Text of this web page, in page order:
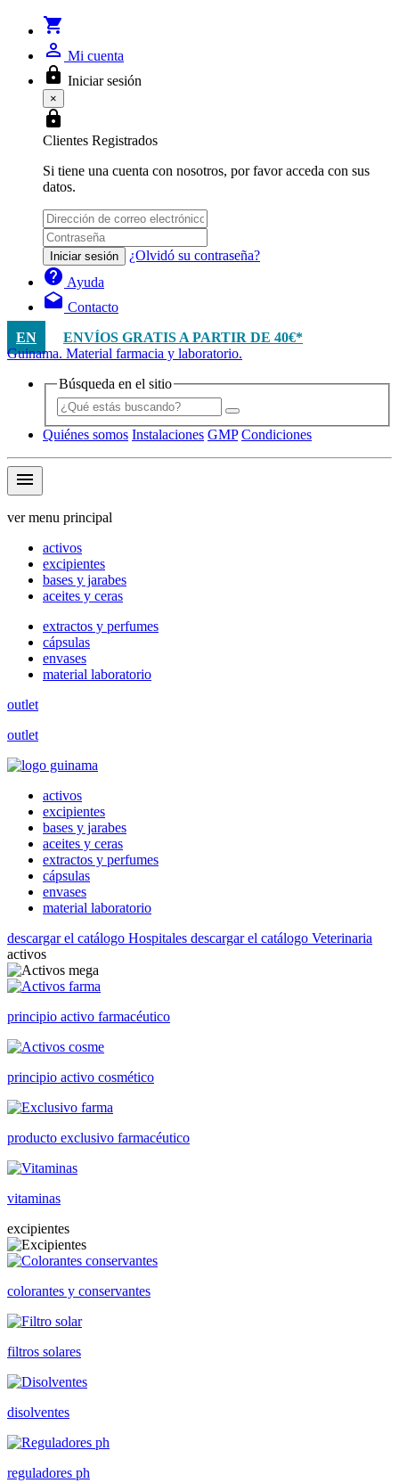
shopping_cart
person_outline Mi cuenta
lock Iniciar sesión
×
lock
Clientes Registrados
Si tiene una cuenta con nosotros, por favor acceda con sus
datos.
Iniciar sesión ¿Olvidó su contraseña?
help Ayuda
drafts Contacto
EN
ENVÍOS GRATIS A PARTIR DE 40€*
Guinama. Material farmacia y laboratorio.
Búsqueda en el sitio
Quiénes somos Instalaciones GMP Condiciones
menu
ver menu principal
activos
excipientes
bases y jarabes
aceites y ceras
extractos y perfumes
cápsulas
envases
material laboratorio
outlet
outlet
activos
excipientes
bases y jarabes
aceites y ceras
extractos y perfumes
cápsulas
envases
material laboratorio
descargar el catálogo Hospitales descargar el catálogo Veterinaria
activos
principio activo farmacéutico
principio activo cosmético
producto exclusivo farmacéutico
vitaminas
excipientes
colorantes y conservantes
filtros solares
disolventes
reguladores ph